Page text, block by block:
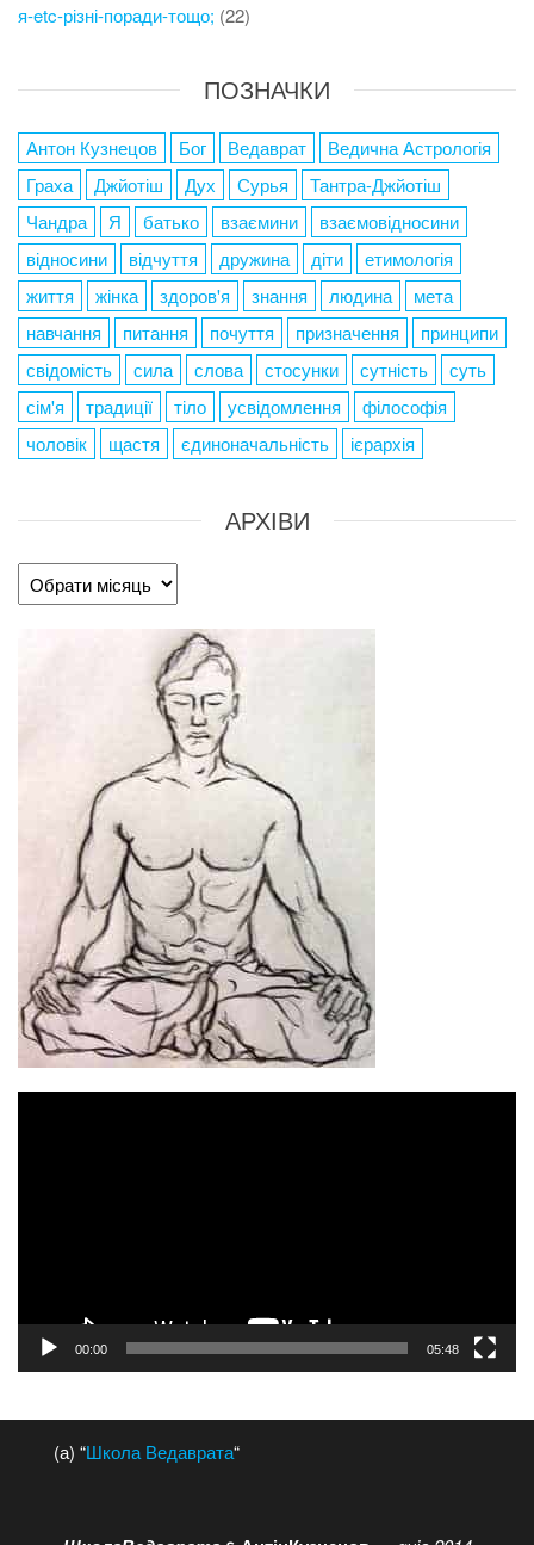
я-etc-різні-поради-тощо; (22)
ПОЗНАЧКИ
Антон Кузнецов Бог Ведаврат
Ведична Астрологія
Граха
Джйотіш Дух Сурья
Тантра-Джйотіш
Чандра
Я батько взаємини
взаємовідносини
відносини
відчуття дружина діти
етимологія
життя
жінка здоров'я знання людина
мета
навчання
питання почуття призначення
принципи
свідомість
сила слова стосунки сутність
суть
сім'я
традиції тіло усвідомлення
філософія
чоловік
щастя єдиноначальність ієрархія
АРХІВИ
Архіви
00:00 05:48
(а) “Школа Ведаврата“